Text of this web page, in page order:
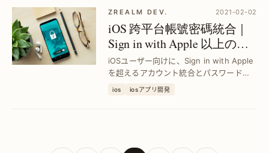
ZREALM DEV. 2021-02-02
iOS 跨平台帳號密碼統合｜
Sign in with Apple 以上のロ
グイン強化法
iOSユーザー向けに、Sign in with Apple
を超えるアカウント統合とパスワード管
理でログイン体験を劇的に向上。複数プ
ios iosアプリ開発